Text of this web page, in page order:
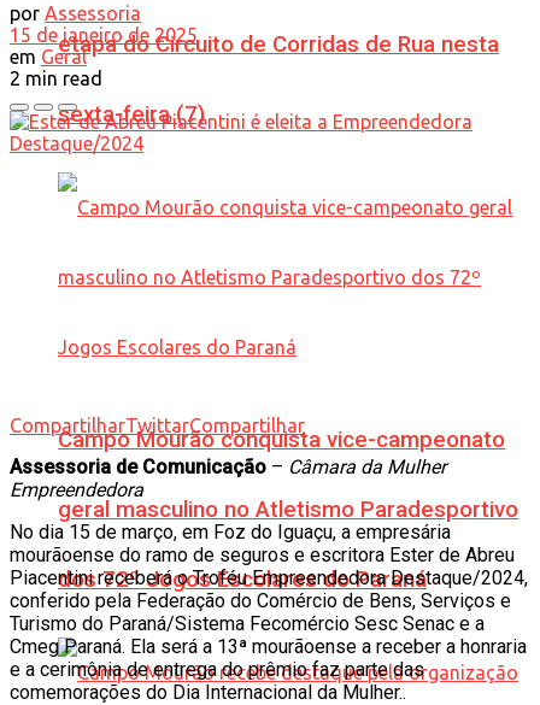
etapa do Circuito de Corridas de Rua nesta
sexta-feira (7)
Campo Mourão conquista vice-campeonato
geral masculino no Atletismo Paradesportivo
dos 72º Jogos Escolares do Paraná
por Assessoria
15 de janeiro de 2025
em Geral
2 min read
CompartilharTwittarCompartilhar
Assessoria de Comunicação – Câmara da Mulher
Empreendedora
No dia 15 de março, em Foz do Iguaçu, a empresária
mourãoense do ramo de seguros e escritora Ester de Abreu
Piacentini receberá o Troféu Empreendedora Destaque/2024,
conferido pela Federação do Comércio de Bens, Serviços e
Turismo do Paraná/Sistema Fecomércio Sesc Senac e a
Cmeg Paraná. Ela será a 13ª mourãoense a receber a honraria
e a cerimônia de entrega do prêmio faz parte das
comemorações do Dia Internacional da Mulher..